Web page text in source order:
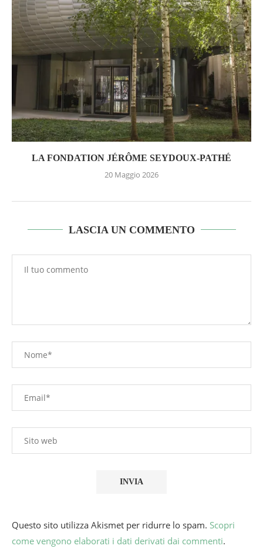
LA FONDATION JÉRÔME SEYDOUX-PATHÉ
20 Maggio 2026
LASCIA UN COMMENTO
Questo sito utilizza Akismet per ridurre lo spam. Scopri
come vengono elaborati i dati derivati dai commenti.